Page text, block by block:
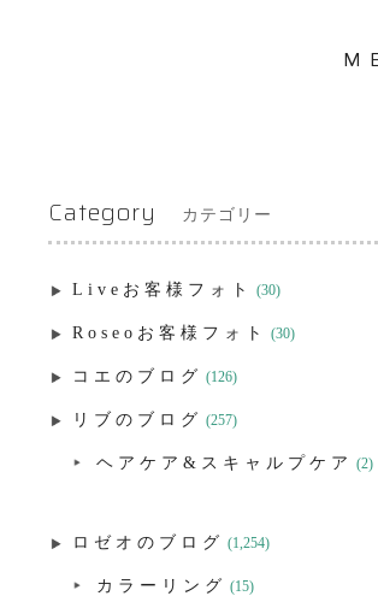
Category カテゴリー
Liveお客様フォト (30)
Roseoお客様フォト (30)
コエのブログ (126)
リブのブログ (257)
ヘアケア&スキャルプケア (2)
ロゼオのブログ (1,254)
カラーリング (15)